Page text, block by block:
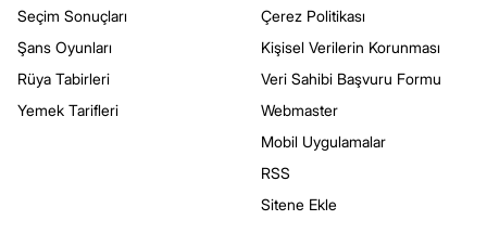
Seçim Sonuçları
Şans Oyunları
Rüya Tabirleri
Yemek Tarifleri
Çerez Politikası
Kişisel Verilerin Korunması
Veri Sahibi Başvuru Formu
Webmaster
Mobil Uygulamalar
RSS
Sitene Ekle